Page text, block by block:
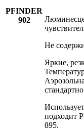
PFINDER
902
Не
Яркие,
подходит
895.